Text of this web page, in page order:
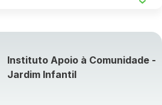
Instituto Apoio à Comunidade -
Jardim Infantil